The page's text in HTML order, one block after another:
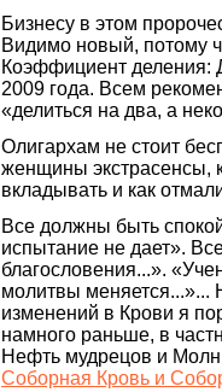
Бизнесу в этом
Видимо новый, потому
Коэффициент деления:
2009 года. Всем
«делиться на два, а
Олигархам не стоит
женщины экстрасенсы,
вкладывать и как
Все должны быть
испытание не дает».
благословения...».
молитвы меняется...»...
изменений в Крови я
намного раньше, в
Нефть мудрецов и
Соборная Кровь и